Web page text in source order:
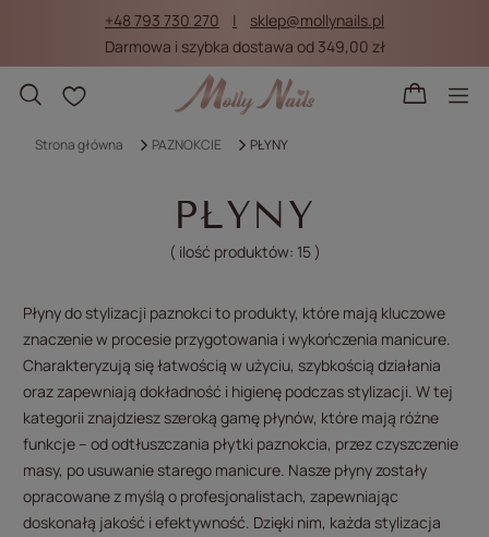
+48 793 730 270
sklep@mollynails.pl
Darmowa i szybka dostawa od 349,00 zł
Listy zakupowe
Strona główna PAZNOKCIE PŁYNY
PŁYNY
( ilość produktów: 15)
Płyny do stylizacji paznokci to produkty, które mają kluczowe
znaczenie w procesie przygotowania i wykończenia manicure.
Charakteryzują się łatwością w użyciu, szybkością działania
oraz zapewniają dokładność i higienę podczas stylizacji. W tej
kategorii znajdziesz szeroką gamę płynów, które mają różne
funkcje – od odtłuszczania płytki paznokcia, przez czyszczenie
masy, po usuwanie starego manicure. Nasze płyny zostały
opracowane z myślą o profesjonalistach, zapewniając
doskonałą jakość i efektywność. Dzięki nim, każda stylizacja